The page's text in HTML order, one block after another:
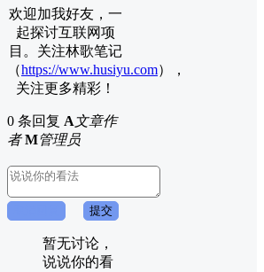
欢迎加我好友，一
起探讨互联网项
目。关注林歌笔记
（https://www.husiyu.com），
关注更多精彩！
0 条回复 A文章作
者 M管理员
提交
暂无讨论，
说说你的看